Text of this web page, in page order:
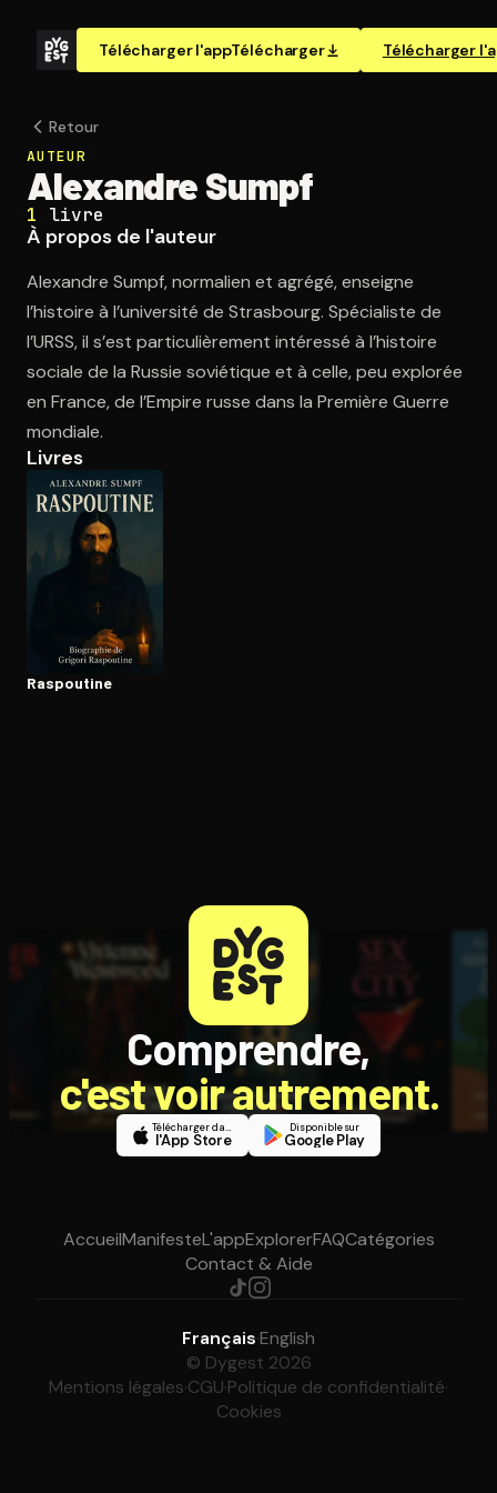
Télécharger l'appTélécharger Télécharger
Ouvre l'app Appareil photo, pointe sur le code. C'est gratuit à
Retour
AUTEUR
Alexandre Sumpf
1 livre
À propos de l'auteur
Alexandre Sumpf, normalien et agrégé, enseigne
l’histoire à l’université de Strasbourg. Spécialiste de
l’URSS, il s’est particulièrement intéressé à l’histoire
sociale de la Russie soviétique et à celle, peu explorée
en France, de l’Empire russe dans la Première Guerre
mondiale.
Livres
Raspoutine
Comprendre,
c'est voir autrement.
Télécharger dans
l'App Store
Disponible sur
Google Play
AccueilManifesteL'appExplorerFAQCatégories
Contact & Aide
Français·English
© Dygest 2026
Mentions légales·CGU·Politique de confidentialité·
Cookies